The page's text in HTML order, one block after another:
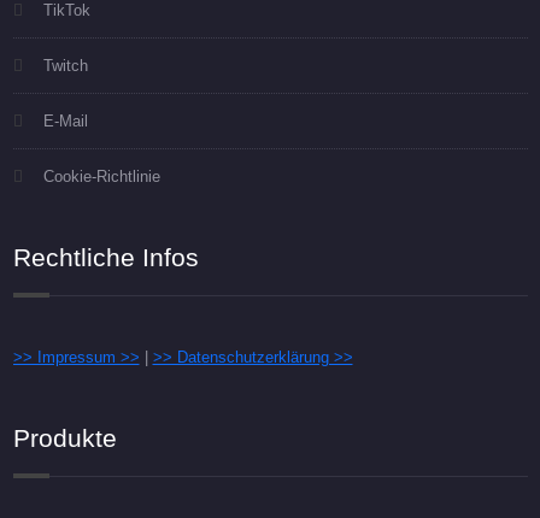
TikTok
Twitch
E-Mail
Cookie-Richtlinie
Rechtliche Infos
>> Impressum >> >> Datenschutzerklärung >>
Produkte